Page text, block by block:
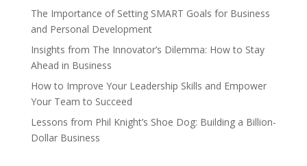
The Importance of Setting SMART Goals for Business
and Personal Development
Insights from The Innovator’s Dilemma: How to Stay
Ahead in Business
How to Improve Your Leadership Skills and Empower
Your Team to Succeed
Lessons from Phil Knight’s Shoe Dog: Building a Billion-
Dollar Business